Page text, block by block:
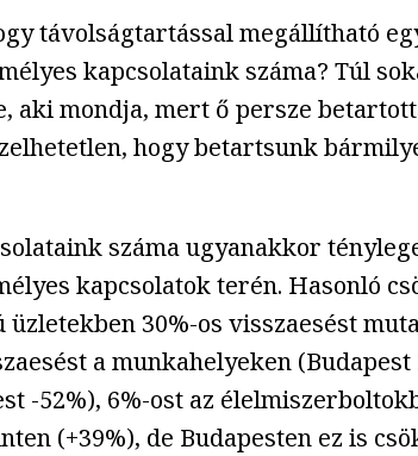
távolságtartással megállítható
kapcsolataink száma? Túl
aki mondja, mert ő persze
hogy betartsunk
száma ugyanakkor
kapcsolatok terén. Hasonló
üzletekben 30%-os visszaesést
a munkahelyeken
-52%), 6%-ost az
(+39%), de Budapesten ez is